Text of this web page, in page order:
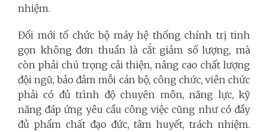
nhiệm.
Đổi mới tổ chức bộ máy hệ thống chính trị tinh
gọn không đơn thuần là cắt giảm số lượng, mà
còn phải chú trọng cải thiện, nâng cao chất lượng
đội ngũ, bảo đảm mỗi cán bộ, công chức, viên chức
phải có đủ trình độ chuyên môn, năng lực, kỹ
năng đáp ứng yêu cầu công việc cũng như có đầy
đủ phẩm chất đạo đức, tâm huyết, trách nhiệm.